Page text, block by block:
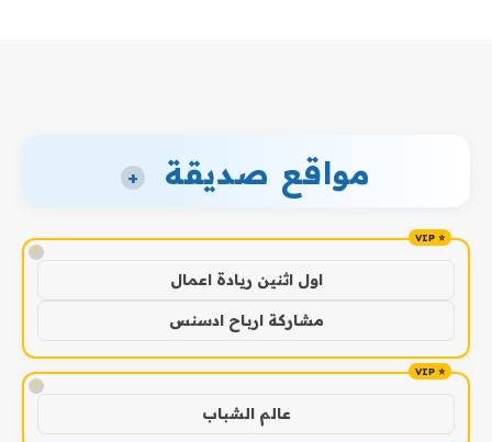
مواقع صديقة +
!
اول اثنين ريادة اعمال
مشاركة ارباح ادسنس
!
عالم الشباب